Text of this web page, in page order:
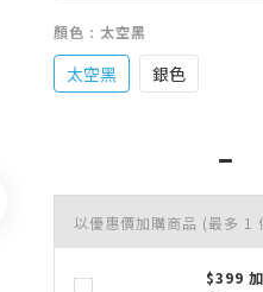
顏色 : 太空黑
太空黑 銀色
以優惠價加購商品 (最多 1
$399